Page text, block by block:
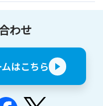
わせ
はこちら